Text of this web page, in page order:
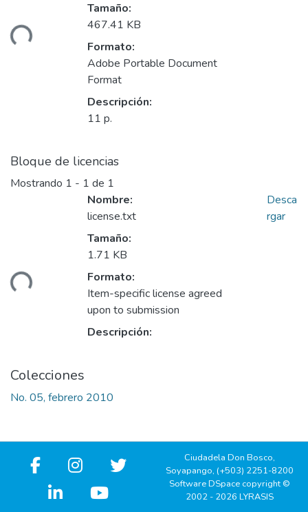
Tamaño:
467.41 KB
Formato:
Adobe Portable Document
Format
Descripción:
11 p.
Bloque de licencias
Mostrando 1 - 1 de 1
Nombre:
license.txt
Tamaño:
1.71 KB
Formato:
Item-specific license agreed
upon to submission
Descripción:
Desca
rgar
Colecciones
No. 05, febrero 2010
Ciudadela Don Bosco,
Soyapango, (+503) 2251-8200
Software DSpace copyright ©
2002 - 2026 LYRASIS